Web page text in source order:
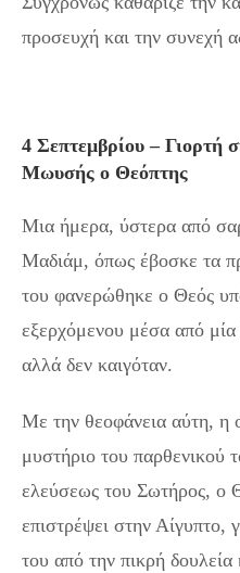
προσευχή και την συνεχή
4 Σεπτεμβρίου – Γιορτή
Μωυσής ο Θεόπτης
Μια ήμερα, ύστερα από
Μαδιάμ, όπως έβοσκε τα
του φανερώθηκε ο Θεός
εξερχόμενου μέσα από
αλλά δεν καιγόταν.
Με την θεοφάνεια αύτη, η
μυστήριο του παρθενικού
ελεύσεως του Σωτήρος, ο
επιστρέψει στην Αίγυπτο,
του από την πικρή